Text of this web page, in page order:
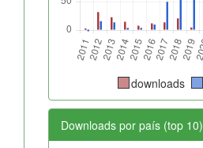
downloads
Downloads por país (top 10)